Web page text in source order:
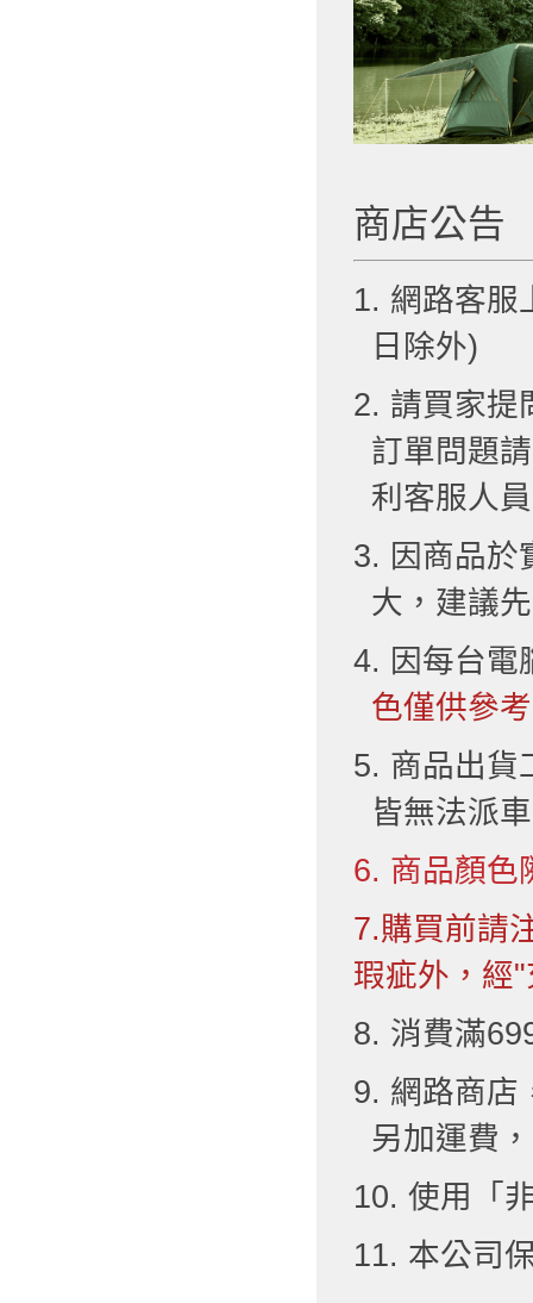
商店公告
1. 網路客服
日除外)
2. 請買家提
訂單問題
利客服人
3. 因商品於
大，建議
4. 因每台電
色僅供參
5. 商品出貨
皆無法派
6. 商品顏色
7.購買前請
瑕疵外，經
8. 消費滿
9. 網路商店
另加運費
10. 使用「
11. 本公司